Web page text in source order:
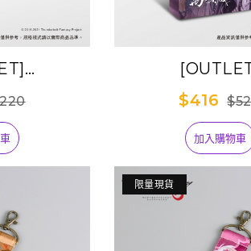
Fantasy
《Thunderbolt
納冊
$416
加入購物車
限量現貨